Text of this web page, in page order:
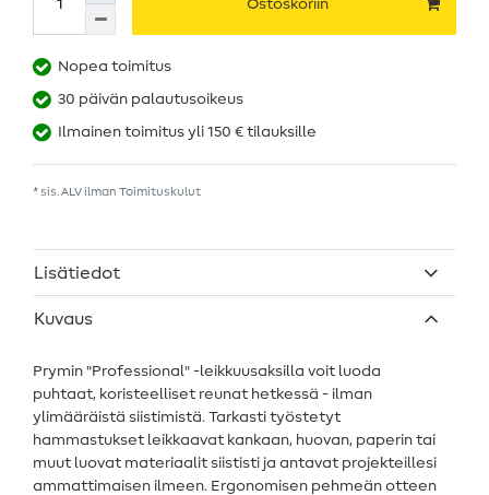
Ostoskoriin
Nopea toimitus
30 päivän palautusoikeus
Ilmainen toimitus yli 150 € tilauksille
* sis. ALV ilman Toimituskulut
Lisätiedot
Kuvaus
Prymin "Professional" -leikkuusaksilla voit luoda
puhtaat, koristeelliset reunat hetkessä - ilman
ylimääräistä siistimistä. Tarkasti työstetyt
hammastukset leikkaavat kankaan, huovan, paperin tai
muut luovat materiaalit siististi ja antavat projekteillesi
ammattimaisen ilmeen. Ergonomisen pehmeän otteen